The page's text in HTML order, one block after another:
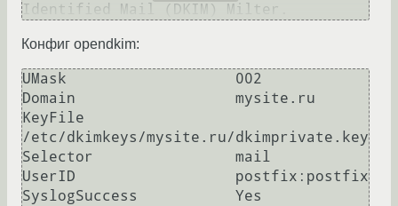
Конфиг opendkim:
UMask                   002
Domain                  mysite.ru
KeyFile
/etc/dkimkeys/mysite.ru/dkimprivate.key
Selector                mail
UserID                  postfix:postfix
SyslogSuccess           Yes